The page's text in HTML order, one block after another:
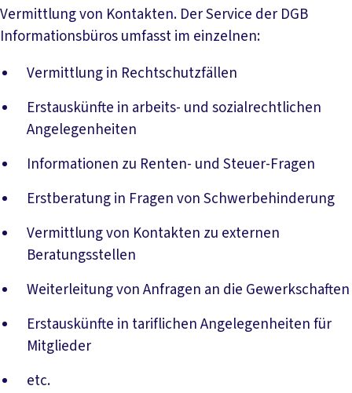
Vermittlung von Kontakten. Der Service der DGB
Informationsbüros umfasst im einzelnen:
Vermittlung in Rechtschutzfällen
Erstauskünfte in arbeits- und sozialrechtlichen
Angelegenheiten
Informationen zu Renten- und Steuer-Fragen
Erstberatung in Fragen von Schwerbehinderung
Vermittlung von Kontakten zu externen
Beratungsstellen
Weiterleitung von Anfragen an die Gewerkschaften
Erstauskünfte in tariflichen Angelegenheiten für
Mitglieder
etc.